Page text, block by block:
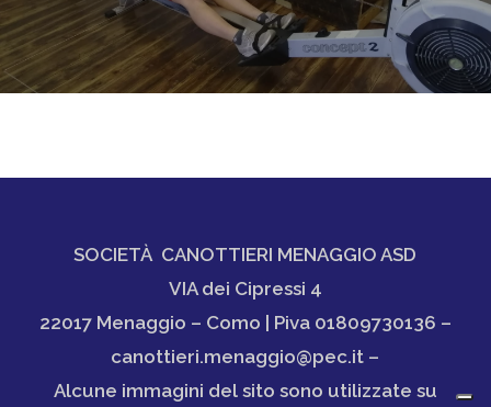
SOCIETÀ CANOTTIERI MENAGGIO ASD
VIA dei Cipressi 4
22017 Menaggio – Como | Piva 01809730136 –
canottieri.menaggio@pec.it –
Alcune immagini del sito sono utilizzate su